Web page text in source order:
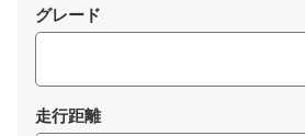
グレード
走行距離